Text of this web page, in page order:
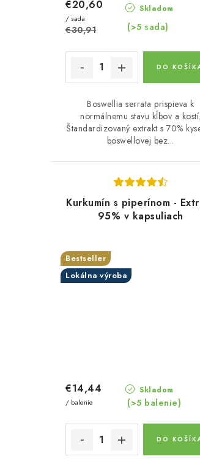
Skladom
(>5 sada)
€20,60
/ sada
€30,91
DO
Boswellia serrata prispieva k
normálnemu stavu kĺbov a kostí.
Štandardizovaný extrakt s 70%
boswellovej bez...
Kurkumín s piperínom -
95% v kapsuliach
Bestseller
Lokálna výroba
Skladom
(>5 balenie)
€14,44
/ balenie
DO